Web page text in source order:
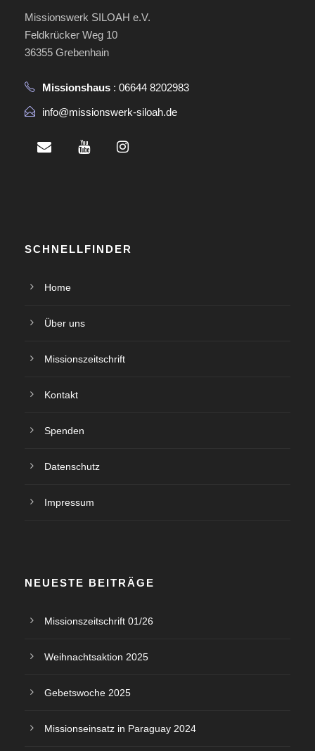
Missionswerk SILOAH e.V.
Feldkrücker Weg 10
36355 Grebenhain
Missionshaus : 06644 8202983
info@missionswerk-siloah.de
SCHNELLFINDER
Home
Über uns
Missionszeitschrift
Kontakt
Spenden
Datenschutz
Impressum
NEUESTE BEITRÄGE
Missionszeitschrift 01/26
Weihnachtsaktion 2025
Gebetswoche 2025
Missionseinsatz in Paraguay 2024